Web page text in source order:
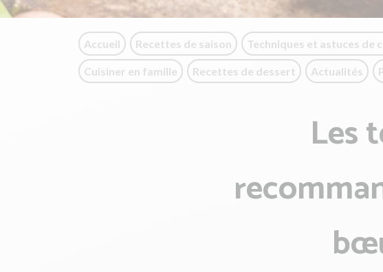
Accueil Recettes de saison Techniques et astuces de
Cuisiner en famille Recettes de dessert Actualités
Les